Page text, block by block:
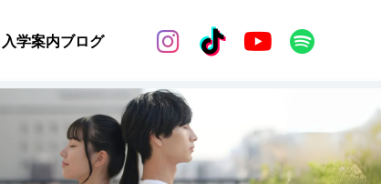
入学案内ブログ  